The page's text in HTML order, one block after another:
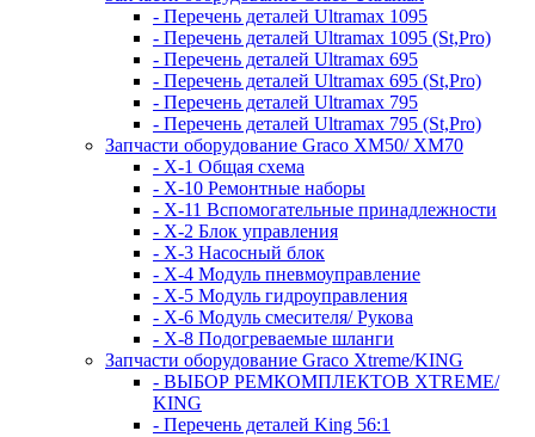
- Перечень деталей Ultramax 1095
- Перечень деталей Ultramax 1095 (St,Pro)
- Перечень деталей Ultramax 695
- Перечень деталей Ultramax 695 (St,Pro)
- Перечень деталей Ultramax 795
- Перечень деталей Ultramax 795 (St,Pro)
Запчасти оборудование Graco XM50/ XM70
- X-1 Общая схема
- X-10 Ремонтные наборы
- X-11 Вспомогательные принадлежности
- X-2 Блок управления
- X-3 Насосный блок
- X-4 Модуль пневмоуправление
- X-5 Модуль гидроуправления
- X-6 Модуль смесителя/ Рукова
- X-8 Подогреваемые шланги
Запчасти оборудование Graco Xtreme/KING
- ВЫБОР РЕМКОМПЛЕКТОВ XTREME/
KING
- Перечень деталей King 56:1